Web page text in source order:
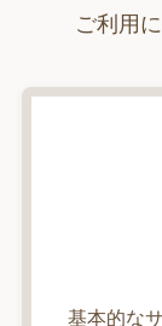
ご利用
基本的な